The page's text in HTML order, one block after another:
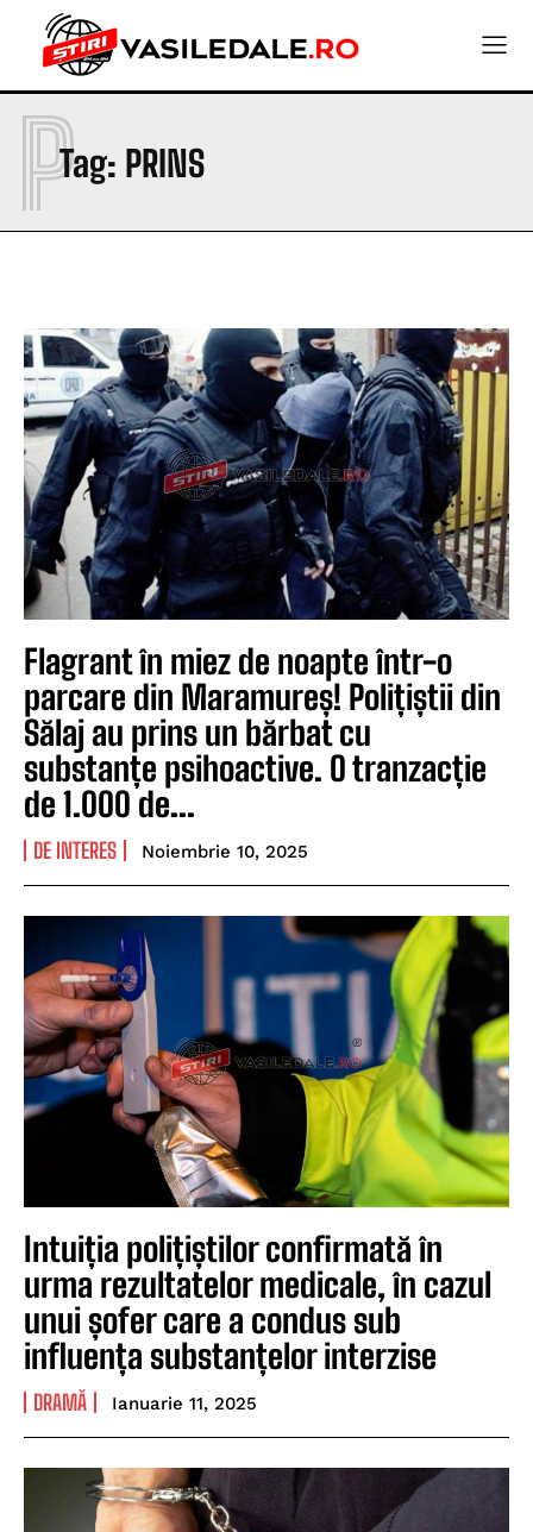
Tag: PRINS
P
Flagrant în miez de noapte într-o
parcare din Maramureș! Polițiștii din
Sălaj au prins un bărbat cu
substanțe psihoactive. O tranzacție
de 1.000 de...
DE INTERES Noiembrie 10, 2025
Intuiția polițiștilor confirmată în
urma rezultatelor medicale, în cazul
unui șofer care a condus sub
influența substanțelor interzise
DRAMĂ Ianuarie 11, 2025